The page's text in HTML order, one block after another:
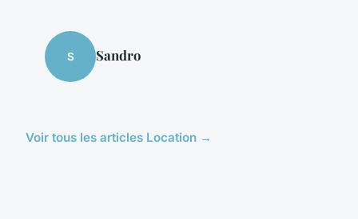
S Sandro
Voir tous les articles Location →